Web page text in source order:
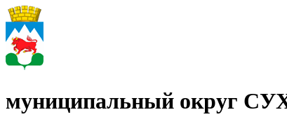
муниципальный округ